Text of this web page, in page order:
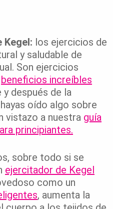
Kegel: los ejercicios de
y saludable de
Son ejercicios
beneficios increíbles
y después de la
oído algo sobre
vistazo a nuestra guía
principiantes.
sobre todo si se
ejercitador de Kegel
como un
, aumenta la